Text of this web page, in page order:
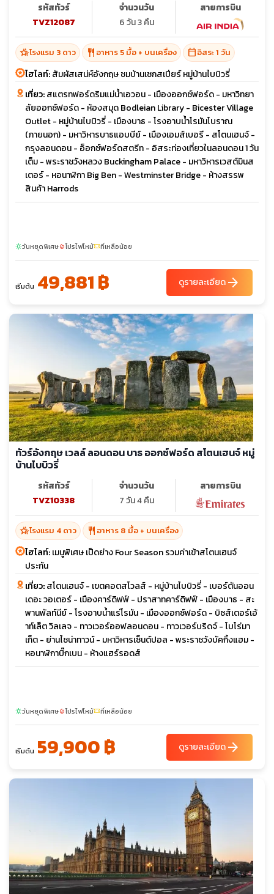
รหัสทัวร์
TVZ12087
จำนวนวัน
6 วัน 3 คืน
สายการบิน
hotel_classโรงแรม 3 ดาว restaurant อาหาร 5 มื้อ + บนเครื่อง calendar_todayอิสระ 1 วัน
ไฮไลท์:สัมผัสเสน่ห์อังกฤษ ชมบ้านเชกสเปียร์ หมู่บ้านไบบิวรี่
เที่ยว:สแตรทฟอร์ดริมแม่น้ำเอวอน - เมืองออกซ์ฟอร์ด - มหาวิทยา
ลัยออกซ์ฟอร์ด - ห้องสมุด Bodleian Library - Bicester Village
Outlet - หมู่บ้านไบบิวรี่ - เมืองบาธ - โรงอาบน้ำโรมันโบราณ
(ภายนอก) - มหาวิหารบาธแอบบีย์ - เมืองเอมส์เบอรี - สโตนเฮนจ์ -
กรุงลอนดอน - อ็อกซ์ฟอร์ดสตรีท - อิสระท่องเที่ยวในลอนดอน 1 วัน
เต็ม - พระราชวังหลวง Buckingham Palace - มหาวิหารเวสต์มินส
เตอร์ - หอนาฬิกา Big Ben - Westminster Bridge - ห้างสรรพ
สินค้า Harrods
sunnyวันหยุดพิเศษlocal_fire_departmentโปรไฟไหม้confirmation_numberที่เหลือน้อย
เริ่มต้น 49,881 ฿ ดูรายละเอียดarrow_forward
ทัวร์อังกฤษ เวลล์ ลอนดอน บาธ ออกซ์ฟอร์ด สโตนเฮนจ์ หมู่
บ้านไบบิวรี่
รหัสทัวร์
TVZ10338
จำนวนวัน
7 วัน 4 คืน
สายการบิน
hotel_classโรงแรม 4 ดาว restaurant อาหาร 8 มื้อ + บนเครื่อง
ไฮไลท์:เมนูพิเศษ เป็ดย่าง Four Season รวมค่าเข้าสโตนเฮนจ์
ประกัน
เที่ยว:สโตนเฮนจ์ - เขตคอตสโวลส์ - หมู่บ้านไบบิวรี่ - เบอร์ตันออน
เดอะ วอเตอร์ - เมืองคาร์ดิฟฟ์ - ปราสาทคาร์ดิฟฟ์ - เมืองบาธ - สะ
พานพัลท์นีย์ - โรงอาบน้ำแร่โรมัน - เมืองออกซ์ฟอร์ด - บิซส์เตอร์เอ้
าท์เล็ต วิลเลจ - ทาวเวอร์ออฟลอนดอน - ทาวเวอร์บริดจ์ - โบโร่มา
เก็ต - ย่านไชน่าทาวน์ - มหาวิหารเซ็นต์ปอล - พระราชวังบัคกิ้งแฮม -
หอนาฬิกาบิ๊กเบน - ห้างแฮร์รอดส์
sunnyวันหยุดพิเศษlocal_fire_departmentโปรไฟไหม้confirmation_numberที่เหลือน้อย
เริ่มต้น 59,900 ฿ ดูรายละเอียดarrow_forward